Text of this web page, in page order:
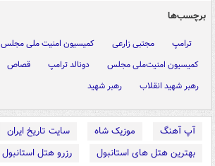
برچسب‌ها
ترامپ مجتبی زارعی
کمیسیون امنیت ملی مجلس
کمیسیون امنیت‌ملی مجلس
دونالد ترامپ قصاص
رهبر شهید انقلاب
رهبر شهید
آپ آهنگ موزیک شاه
سایت تاریخ ایران
بهترین هتل های استانبول
رزرو هتل استانبول